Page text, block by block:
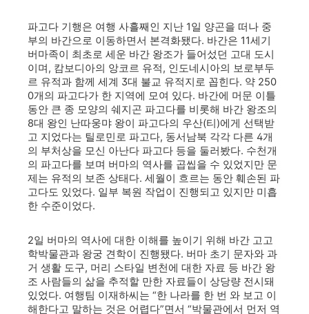
파고다 기행은 여행 사흘째인 지난 1일 양곤을 떠나 중
부의 바간으로 이동하면서 본격화됐다. 바간은 11세기
버마족이 최초로 세운 바간 왕조가 들어섰던 고대 도시
이며, 캄보디아의 앙코르 유적, 인도네시아의 보로부두
르 유적과 함께 세계 3대 불교 유적지로 꼽힌다. 약 250
0개의 파고다가 한 지역에 모여 있다. 바간에 머문 이틀
동안 큰 종 모양의 쉐지곤 파고다를 비롯해 바간 왕조의
8대 왕인 난따웅먀 왕이 파고다의 우산(티)에게 선택받
고 지었다는 틸로민로 파고다, 동서남북 각각 다른 4개
의 부처상을 모신 아난다 파고다 등을 둘러봤다. 수천개
의 파고다를 보며 버마의 역사를 곱씹을 수 있었지만 문
제는 유적의 보존 상태다. 세월이 흐르는 동안 훼손된 파
고다도 있었다. 일부 복원 작업이 진행되고 있지만 미흡
한 수준이었다.
2일 버마의 역사에 대한 이해를 높이기 위해 바간 고고
학박물관과 왕궁 견학이 진행됐다. 버마 초기 문자와 과
거 생활 도구, 머리 스타일 변천에 대한 자료 등 바간 왕
조 사람들의 삶을 추적할 만한 자료들이 상당량 전시돼
있었다. 여행팀 이재하씨는 “한 나라를 한 번 와 보고 이
해한다고 말하는 것은 어렵다”면서 “박물관에서 먼저 역